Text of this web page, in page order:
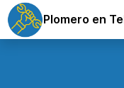
Plomero en